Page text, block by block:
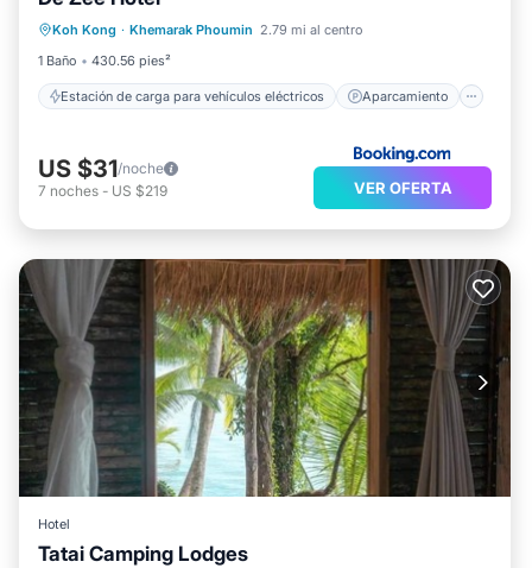
Koh Kong · Khemarak Phoumin 2.79 mi al centro
1 Baño
430.56 pies²
Estación de carga para vehículos eléctricos Aparcamiento
Vistas
US $31/noche
7 noches - US $219 VER OFERTA
Hotel
Tatai Camping Lodges
Desayuno
Aparcamiento